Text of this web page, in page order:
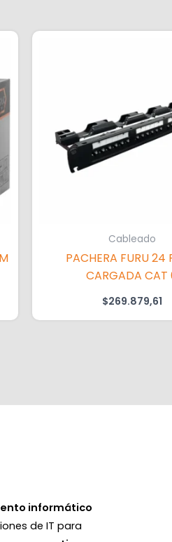
Cableado
PACHERA FURU 24
CARGADA CAT
$269.879,61
informático
de IT para